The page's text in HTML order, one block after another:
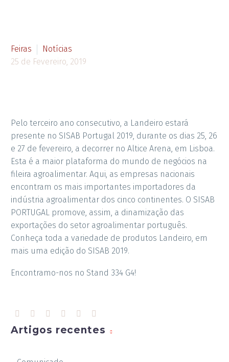
Feiras
Notícias
25 de Fevereiro, 2019
Pelo terceiro ano consecutivo, a Landeiro estará
presente no SISAB Portugal 2019, durante os dias 25, 26
e 27 de fevereiro, a decorrer no Altice Arena, em Lisboa.
Esta é a maior plataforma do mundo de negócios na
fileira agroalimentar. Aqui, as empresas nacionais
encontram os mais importantes importadores da
indústria agroalimentar dos cinco continentes. O SISAB
PORTUGAL promove, assim, a dinamização das
exportações do setor agroalimentar português.
Conheça toda a variedade de produtos Landeiro, em
mais uma edição do SISAB 2019.
Encontramo-nos no Stand 334 G4!
Artigos recentes